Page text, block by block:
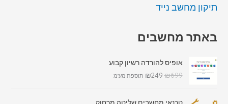
תיקון מחשב נייד
באתר מחשבים
אופיס להורדה רשיון קבוע
₪699
₪249 תוספת מע"מ